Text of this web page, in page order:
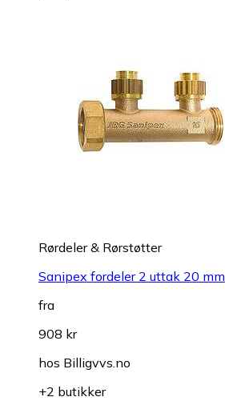
Rørdeler & Rørstøtter
Sanipex fordeler 2 uttak 20 mm
fra
908 kr
hos Billigvvs.no
+2 butikker